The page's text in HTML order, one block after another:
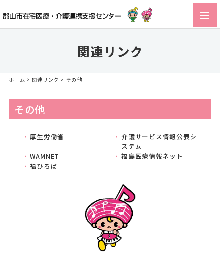
関連リンク
ホーム > 関連リンク > その他
その他
厚生労働省
介護サービス情報公表シ
ステム
WAMNET
福島医療情報ネット
福ひろば